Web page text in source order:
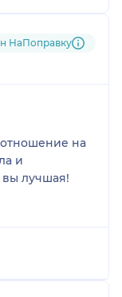
НаПоправку
на
и
вы лучшая!